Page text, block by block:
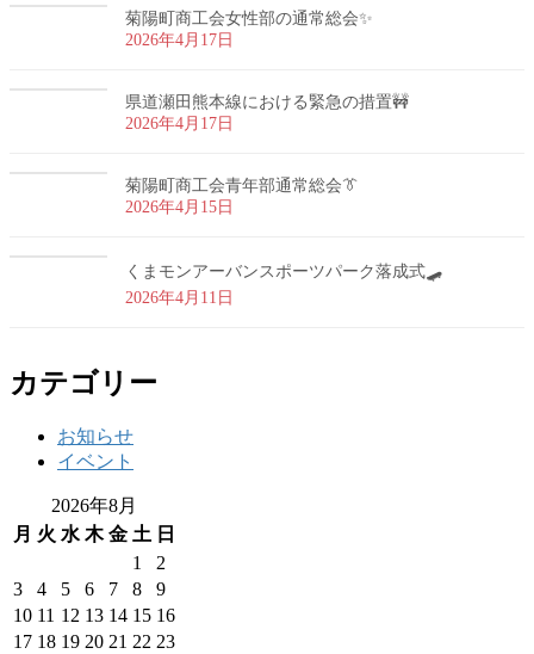
菊陽町商工会女性部の通常総会✨
2026年4月17日
県道瀬田熊本線における緊急の措置🚧
2026年4月17日
菊陽町商工会青年部通常総会👔
2026年4月15日
くまモンアーバンスポーツパーク落成式🛹
2026年4月11日
カテゴリー
お知らせ
イベント
2026年8月
月 火 水 木 金 土 日
1
2
3
4 5 6 7 8
9
10 11 12 13 14 15 16
17 18 19 20 21 22 23